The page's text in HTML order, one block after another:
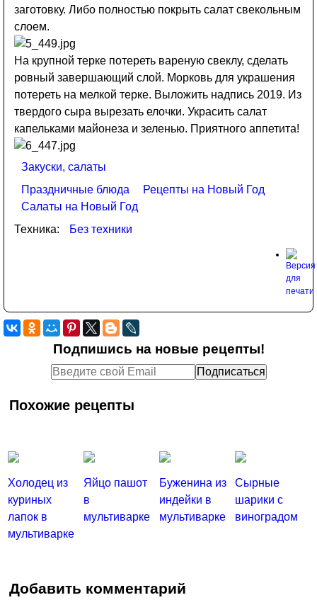
заготовку. Либо полностью покрыть салат свекольным
слоем.
На крупной терке потереть вареную свеклу, сделать
ровный завершающий слой. Морковь для украшения
потереть на мелкой терке. Выложить надпись 2019. Из
твердого сыра вырезать елочки. Украсить салат
капельками майонеза и зеленью. Приятного аппетита!
Закуски, салаты
Праздничные блюда
Рецепты на Новый Год
Салаты на Новый Год
Техника:
Без техники
Подпишись на новые рецепты!
Похожие рецепты
Холодец из
куриных
лапок в
мультиварке
Яйцо пашот
в
мультиварке
Буженина из
индейки в
мультиварке
Сырные
шарики с
виноградом
Добавить комментарий